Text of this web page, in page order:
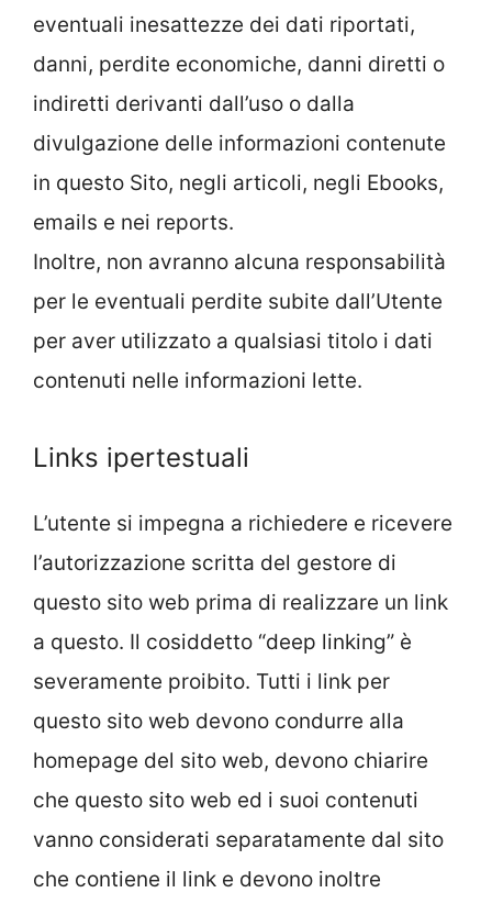
eventuali inesattezze dei dati riportati,
danni, perdite economiche, danni diretti o
indiretti derivanti dall’uso o dalla
divulgazione delle informazioni contenute
in questo Sito, negli articoli, negli Ebooks,
emails e nei reports.
Inoltre, non avranno alcuna responsabilità
per le eventuali perdite subite dall’Utente
per aver utilizzato a qualsiasi titolo i dati
contenuti nelle informazioni lette.
Links ipertestuali
L’utente si impegna a richiedere e ricevere
l’autorizzazione scritta del gestore di
questo sito web prima di realizzare un link
a questo. Il cosiddetto “deep linking” è
severamente proibito. Tutti i link per
questo sito web devono condurre alla
homepage del sito web, devono chiarire
che questo sito web ed i suoi contenuti
vanno considerati separatamente dal sito
che contiene il link e devono inoltre